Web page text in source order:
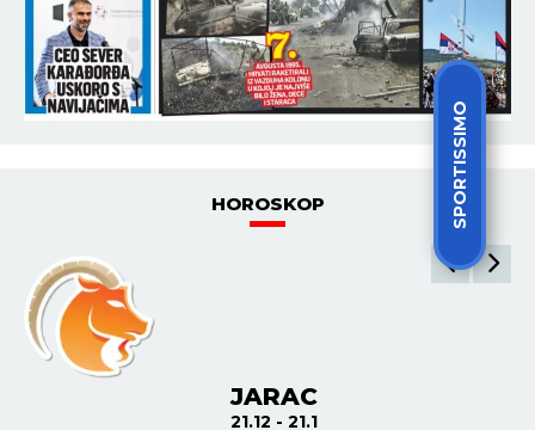
SPORTISSIMO
HOROSKOP
JARAC
21.12 - 21.1